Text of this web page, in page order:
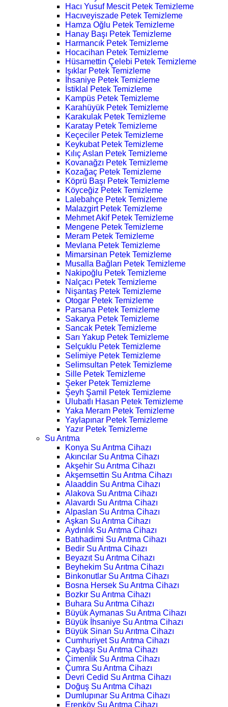
Hacı Yusuf Mescit Petek Temizleme
Hacıveyiszade Petek Temizleme
Hamza Oğlu Petek Temizleme
Hanay Başı Petek Temizleme
Harmancık Petek Temizleme
Hocacihan Petek Temizleme
Hüsamettin Çelebi Petek Temizleme
Işıklar Petek Temizleme
İhsaniye Petek Temizleme
İstiklal Petek Temizleme
Kampüs Petek Temizleme
Karahüyük Petek Temizleme
Karakulak Petek Temizleme
Karatay Petek Temizleme
Keçeciler Petek Temizleme
Keykubat Petek Temizleme
Kılıç Aslan Petek Temizleme
Kovanağzı Petek Temizleme
Kozağaç Petek Temizleme
Köprü Başı Petek Temizleme
Köyceğiz Petek Temizleme
Lalebahçe Petek Temizleme
Malazgirt Petek Temizleme
Mehmet Akif Petek Temizleme
Mengene Petek Temizleme
Meram Petek Temizleme
Mevlana Petek Temizleme
Mimarsinan Petek Temizleme
Musalla Bağları Petek Temizleme
Nakipoğlu Petek Temizleme
Nalçacı Petek Temizleme
Nişantaş Petek Temizleme
Otogar Petek Temizleme
Parsana Petek Temizleme
Sakarya Petek Temizleme
Sancak Petek Temizleme
Sarı Yakup Petek Temizleme
Selçuklu Petek Temizleme
Selimiye Petek Temizleme
Selimsultan Petek Temizleme
Sille Petek Temizleme
Şeker Petek Temizleme
Şeyh Şamil Petek Temizleme
Ulubatlı Hasan Petek Temizleme
Yaka Meram Petek Temizleme
Yaylapınar Petek Temizleme
Yazır Petek Temizleme
Su Arıtma
Konya Su Arıtma Cihazı
Akıncılar Su Arıtma Cihazı
Akşehir Su Arıtma Cihazı
Akşemsettin Su Arıtma Cihazı
Alaaddin Su Arıtma Cihazı
Alakova Su Arıtma Cihazı
Alavardı Su Arıtma Cihazı
Alpaslan Su Arıtma Cihazı
Aşkan Su Arıtma Cihazı
Aydınlık Su Arıtma Cihazı
Batıhadimi Su Arıtma Cihazı
Bedir Su Arıtma Cihazı
Beyazıt Su Arıtma Cihazı
Beyhekim Su Arıtma Cihazı
Binkonutlar Su Arıtma Cihazı
Bosna Hersek Su Arıtma Cihazı
Bozkır Su Arıtma Cihazı
Buhara Su Arıtma Cihazı
Büyük Aymanas Su Arıtma Cihazı
Büyük İhsaniye Su Arıtma Cihazı
Büyük Sinan Su Arıtma Cihazı
Cumhuriyet Su Arıtma Cihazı
Çaybaşı Su Arıtma Cihazı
Çimenlik Su Arıtma Cihazı
Çumra Su Arıtma Cihazı
Devri Cedid Su Arıtma Cihazı
Doğuş Su Arıtma Cihazı
Dumlupınar Su Arıtma Cihazı
Erenköy Su Arıtma Cihazı